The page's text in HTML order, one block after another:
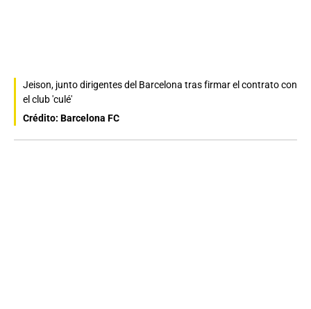
Jeison, junto dirigentes del Barcelona tras firmar el contrato con
el club 'culé'
Crédito: Barcelona FC